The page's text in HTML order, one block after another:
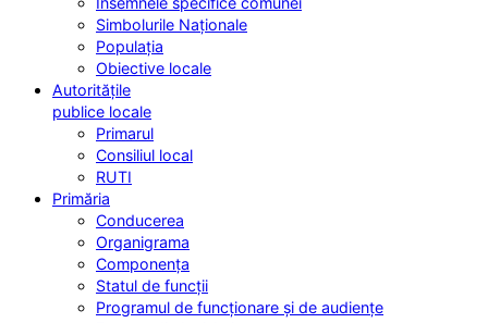
Simbolurile Naționale
Populația
Obiective locale
Autoritățile
publice locale
Primarul
Consiliul local
RUTI
Primăria
Conducerea
Organigrama
Componența
Statul de funcții
Programul de funcționare și de audiențe